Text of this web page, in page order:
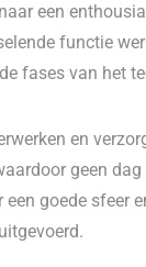
een
functie
fases van het
en
geen
goede sfeer